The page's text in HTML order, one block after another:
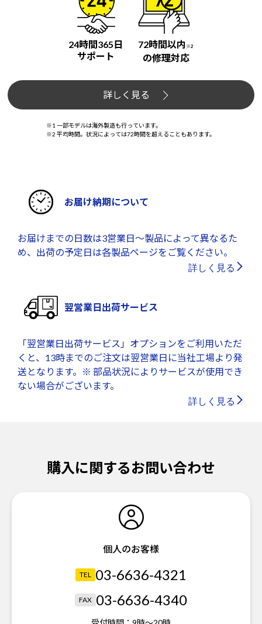
24時間365日
サポート
72時間以内 ※2
の修理対応
詳しく見る
※1 一部モデルは海外製造も行っています。
※2 平均時間。状況によっては72時間を超えることもあります。
お届け納期について
お届けまでの日数は3営業日～製品によって異なるた
め、出荷の予定日は各製品ページをご覧ください。
詳しく見る
翌営業日出荷サービス
「翌営業日出荷サービス」オプションをご利用いただ
くと、13時までのご注文は翌営業日に当社工場より発
送となります。※ 部品状況によりサービスが使用でき
ない場合がございます。
詳しく見る
購入に関するお問い合わせ
個人のお客様
TEL 03-6636-4321
FAX 03-6636-4340